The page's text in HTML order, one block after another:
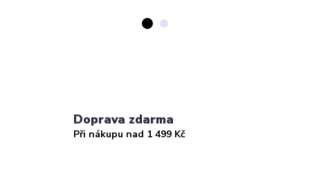
Doprava zdarma
Při nákupu nad 1 499 Kč